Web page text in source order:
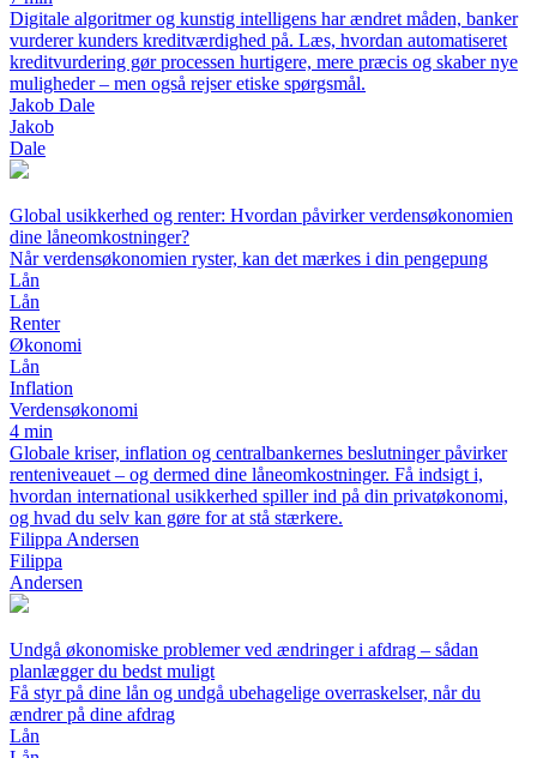
Digitale algoritmer og kunstig intelligens har ændret måden, banker
vurderer kunders kreditværdighed på. Læs, hvordan automatiseret
kreditvurdering gør processen hurtigere, mere præcis og skaber nye
muligheder – men også rejser etiske spørgsmål.
Jakob Dale
Jakob
Dale
Global usikkerhed og renter: Hvordan påvirker verdensøkonomien
dine låneomkostninger?
Når verdensøkonomien ryster, kan det mærkes i din pengepung
Lån
Lån
Renter
Økonomi
Lån
Inflation
Verdensøkonomi
4 min
Globale kriser, inflation og centralbankernes beslutninger påvirker
renteniveauet – og dermed dine låneomkostninger. Få indsigt i,
hvordan international usikkerhed spiller ind på din privatøkonomi,
og hvad du selv kan gøre for at stå stærkere.
Filippa Andersen
Filippa
Andersen
Undgå økonomiske problemer ved ændringer i afdrag – sådan
planlægger du bedst muligt
Få styr på dine lån og undgå ubehagelige overraskelser, når du
ændrer på dine afdrag
Lån